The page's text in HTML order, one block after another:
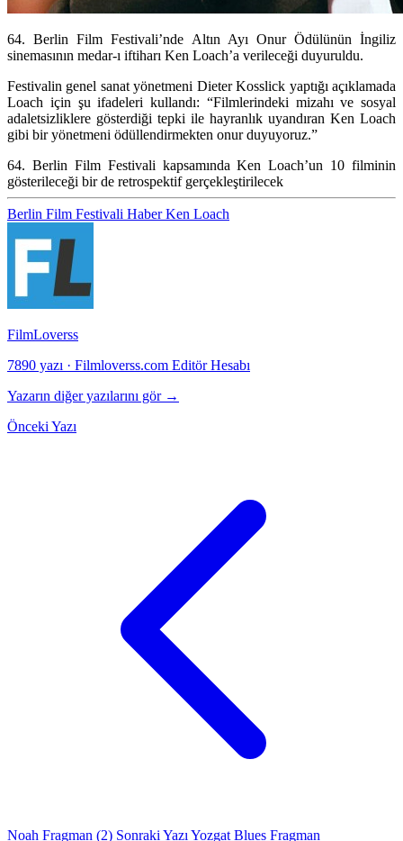
64. Berlin Film Festivali’nde Altın Ayı Onur Ödülünün İngiliz
sinemasının medar-ı iftiharı Ken Loach’a verileceği duyuruldu.
Festivalin genel sanat yönetmeni Dieter Kosslick yaptığı açıklamada
Loach için şu ifadeleri kullandı: “Filmlerindeki mizahı ve sosyal
adaletsizliklere gösterdiği tepki ile hayranlık uyandıran Ken Loach
gibi bir yönetmeni ödüllendirmekten onur duyuyoruz.”
64. Berlin Film Festivali kapsamında Ken Loach’un 10 filminin
gösterileceği bir de retrospektif gerçekleştirilecek
Berlin Film Festivali HaberKen Loach
FilmLoverss
7890 yazı · Filmloverss.com Editör Hesabı
Yazarın diğer yazılarını gör →
Önceki Yazı
Noah Fragman (2) Sonraki Yazı Yozgat Blues Fragman